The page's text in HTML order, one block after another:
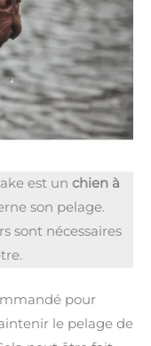
est un chien à
son pelage.
sont nécessaires
pour
le pelage de